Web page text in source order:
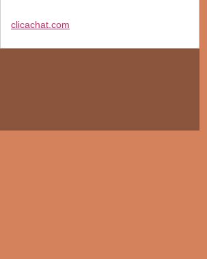
clicachat.com